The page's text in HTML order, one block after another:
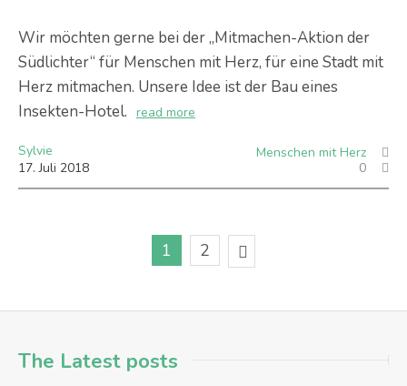
Wir möchten gerne bei der „Mitmachen-Aktion der
Südlichter“ für Menschen mit Herz, für eine Stadt mit
Herz mitmachen. Unsere Idee ist der Bau eines
Insekten-Hotel. read more
Sylvie
17. Juli 2018
Menschen mit Herz
0
1 2
The Latest posts